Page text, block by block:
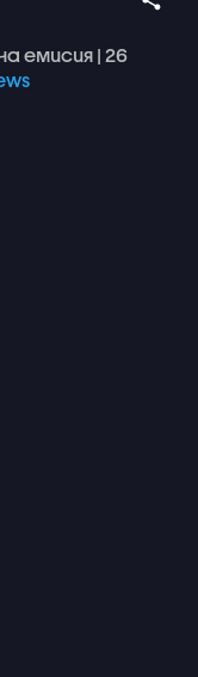
емисия | 26